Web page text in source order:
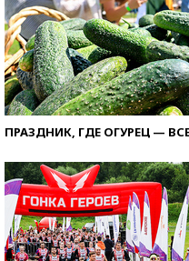
ПРАЗДНИК, ГДЕ ОГУРЕЦ —